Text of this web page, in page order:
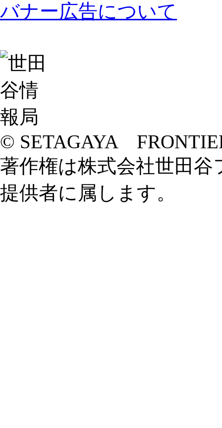
バナー広告について
© SETAGAYA
著作権は株式会社世田
提供者に属します。